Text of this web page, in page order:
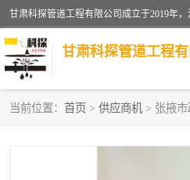
甘肃科探管道工程
当前位置： 首页 > 供应商机 > 张掖